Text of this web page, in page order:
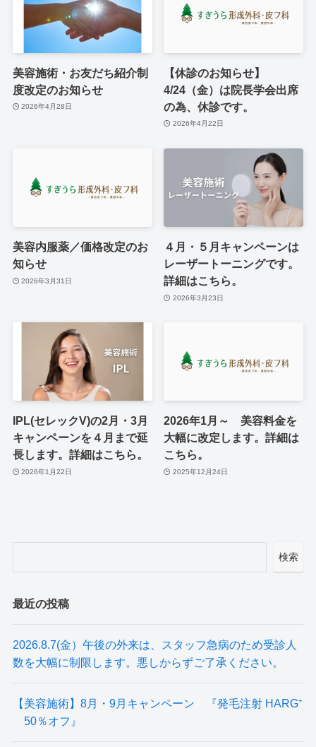
美容施術・お友だち紹介制
度改定のお知らせ
2026年4月28日
【休診のお知らせ】
4/24（金）は院長学会出席
の為、休診です。
2026年4月22日
美容内服薬／価格改定のお
知らせ
2026年3月31日
４月・５月キャンペーンは
レーザートーニングです。
詳細はこちら。
2026年3月23日
IPL(セレックV)の2月・3月
キャンペーンを４月まで延
長します。詳細はこちら。
2026年1月22日
2026年1月～ 美容料金を
大幅に改定します。詳細は
こちら。
2025年12月24日
検索
最近の投稿
2026.8.7(金）午後の外来は、スタッフ急病のため受診人
数を大幅に制限します。悪しからずご了承ください。
【美容施術】8月・9月キャンペーン 『発毛注射 HARG⁺
50％オフ』